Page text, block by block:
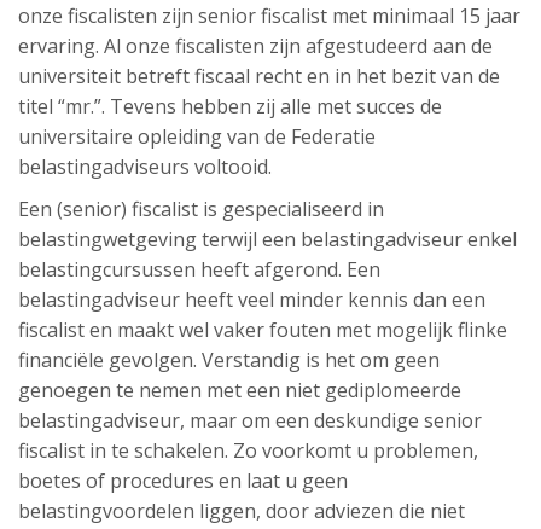
onze fiscalisten zijn senior fiscalist met minimaal 15 jaar
ervaring. Al onze fiscalisten zijn afgestudeerd aan de
universiteit betreft fiscaal recht en in het bezit van de
titel “mr.”. Tevens hebben zij alle met succes de
universitaire opleiding van de Federatie
belastingadviseurs voltooid.
Een (senior) fiscalist is gespecialiseerd in
belastingwetgeving terwijl een belastingadviseur enkel
belastingcursussen heeft afgerond. Een
belastingadviseur heeft veel minder kennis dan een
fiscalist en maakt wel vaker fouten met mogelijk flinke
financiële gevolgen. Verstandig is het om geen
genoegen te nemen met een niet gediplomeerde
belastingadviseur, maar om een deskundige senior
fiscalist in te schakelen. Zo voorkomt u problemen,
boetes of procedures en laat u geen
belastingvoordelen liggen, door adviezen die niet